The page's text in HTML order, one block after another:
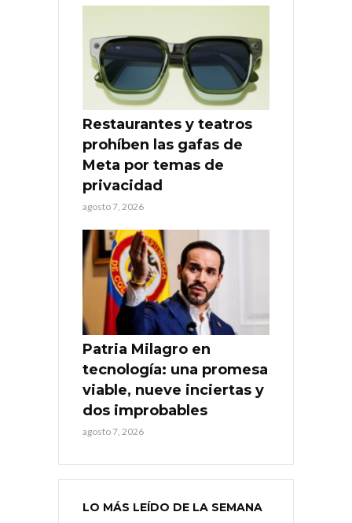
Restaurantes y teatros
prohíben las gafas de
Meta por temas de
privacidad
agosto 7, 2026
Patria Milagro en
tecnología: una promesa
viable, nueve inciertas y
dos improbables
agosto 7, 2026
LO MÁS LEÍDO DE LA SEMANA